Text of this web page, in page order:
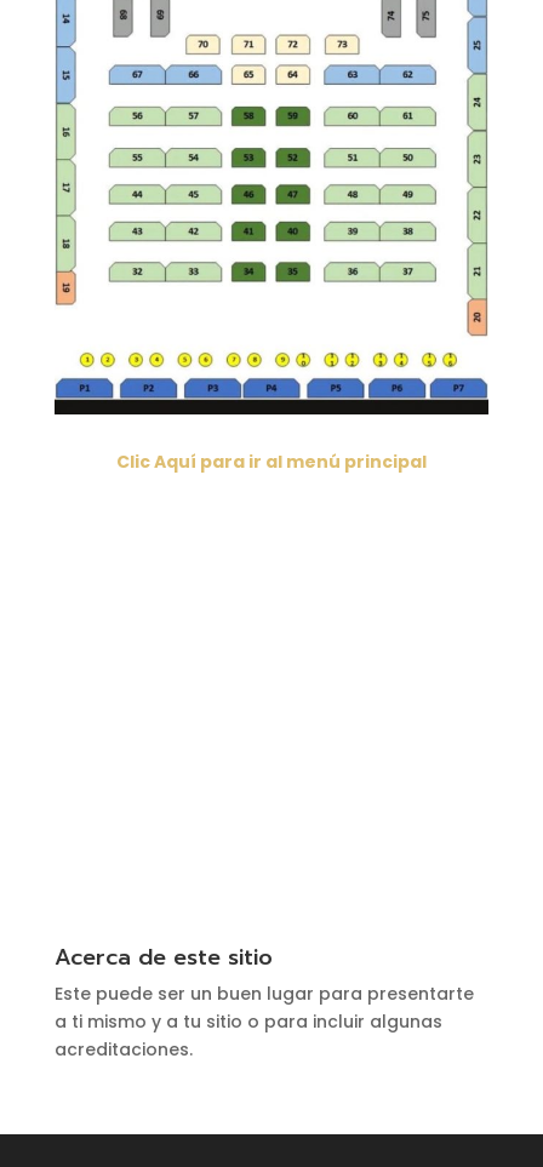
Clic Aquí para ir al menú principal
Acerca de este sitio
Este puede ser un buen lugar para presentarte
a ti mismo y a tu sitio o para incluir algunas
acreditaciones.